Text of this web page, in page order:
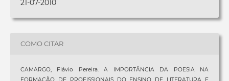
21-07-2010
COMO CITAR
CAMARGO, Flávio Pereira. A IMPORTÂNCIA DA POESIA NA
FORMAÇÃO DE PROFISSIONAIS DO ENSINO DE LITERATURA E